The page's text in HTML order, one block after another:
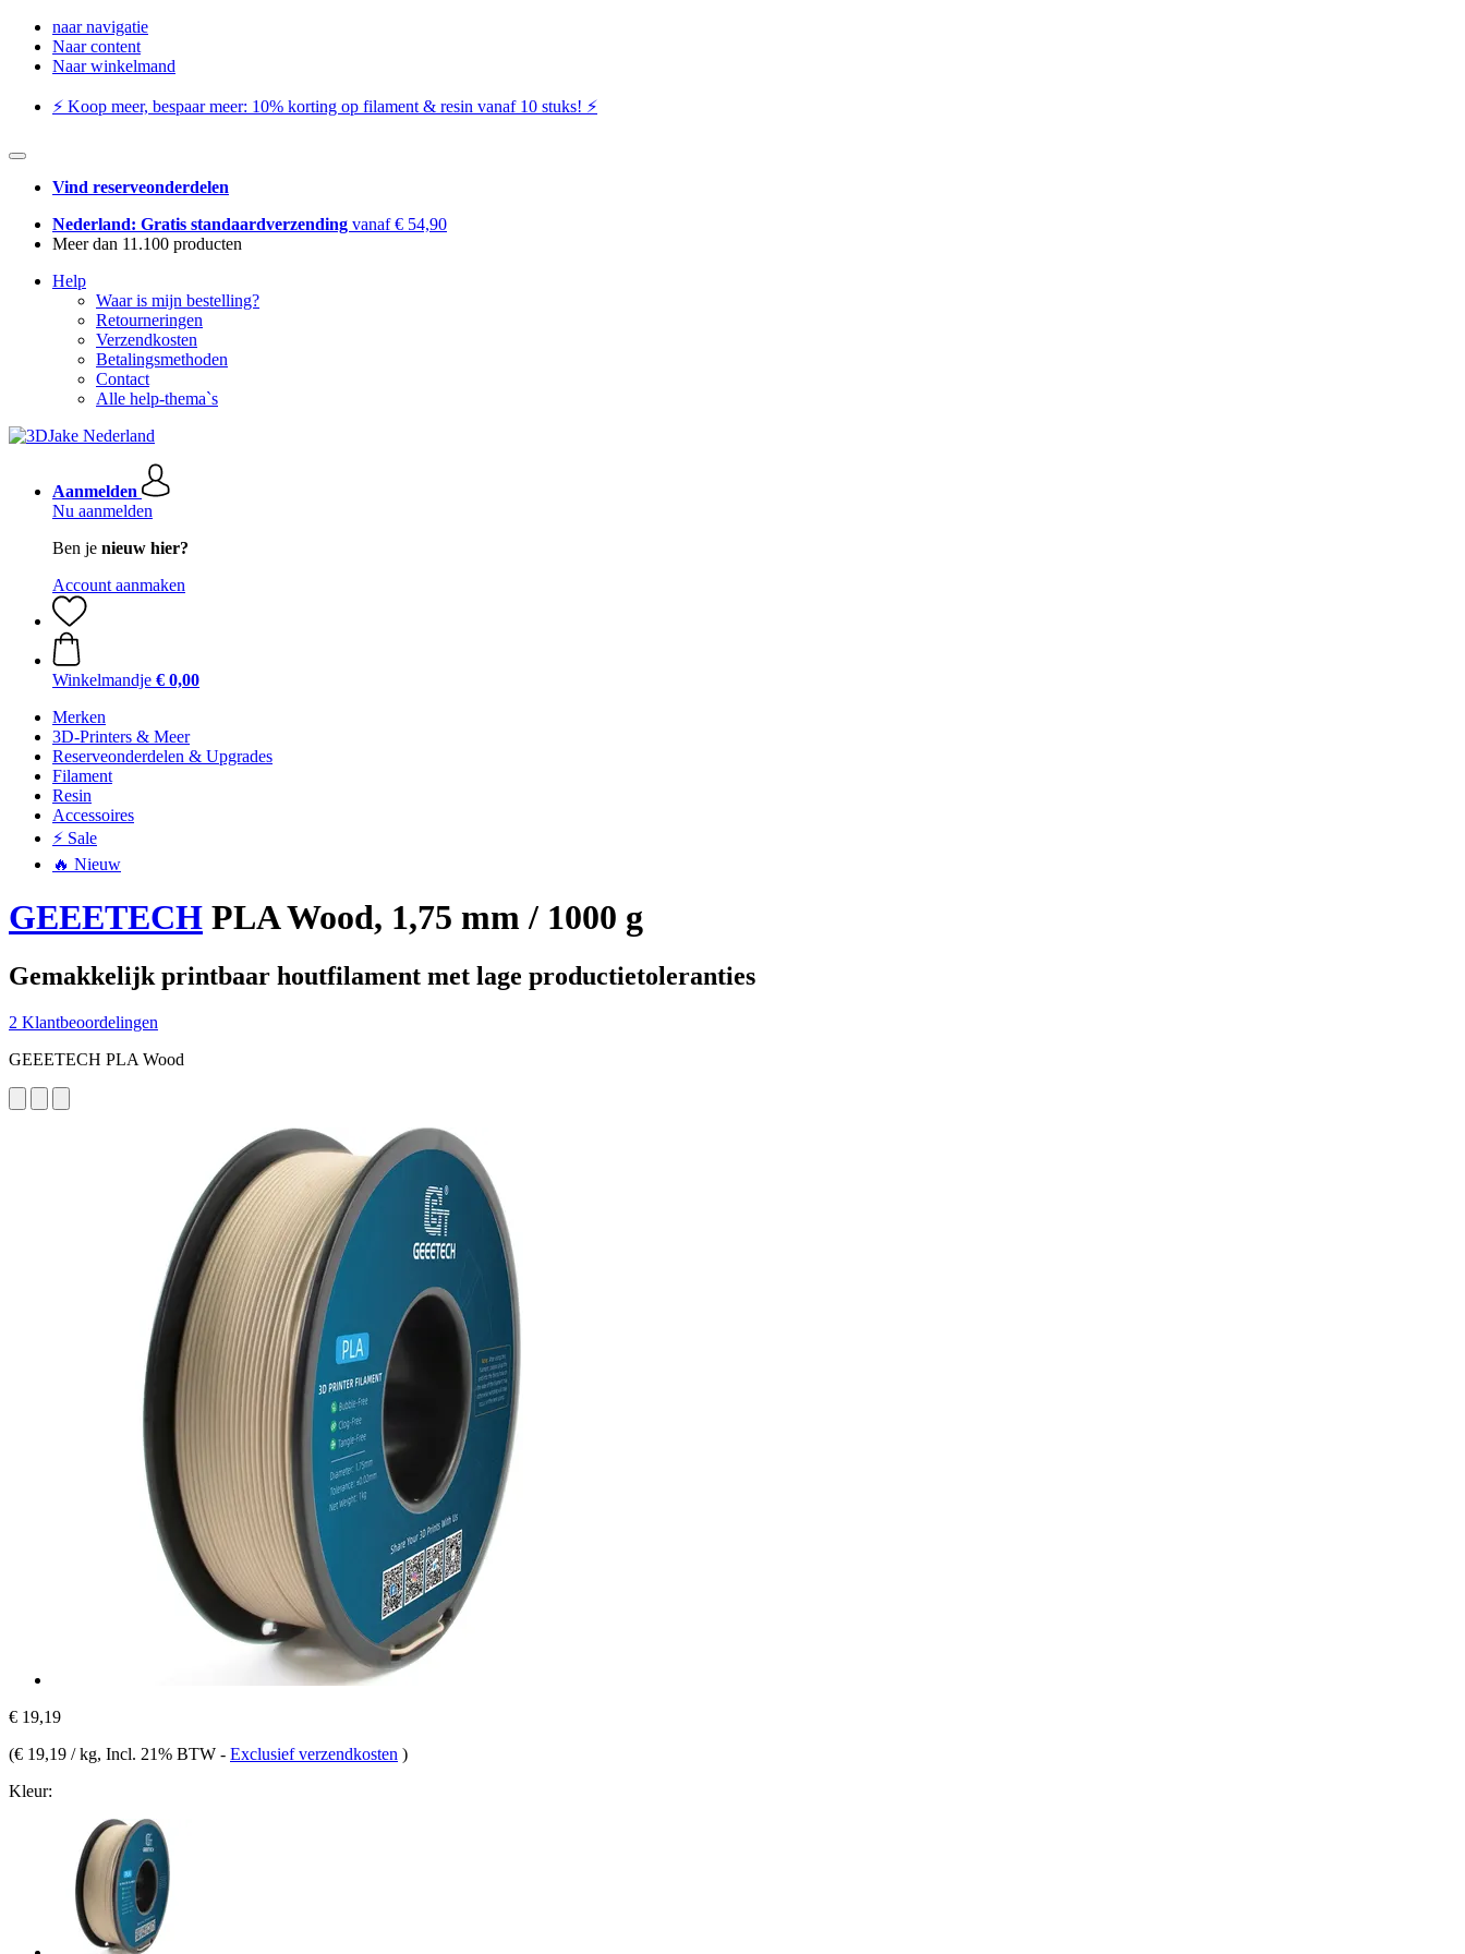
naar navigatie
Naar content
Naar winkelmand
⚡️ Koop meer, bespaar meer: ​​10% korting op filament & resin vanaf 10 stuks! ⚡️
Vind reserveonderdelen
Nederland: Gratis standaardverzending vanaf € 54,90
Meer dan 11.100 producten
Help
Waar is mijn bestelling?
Retourneringen
Verzendkosten
Betalingsmethoden
Contact
Alle help-thema`s
Aanmelden
Nu aanmelden
Ben je nieuw hier?
Account aanmaken
Winkelmandje € 0,00
Merken
3D-Printers & Meer
Reserveonderdelen & Upgrades
Filament
Resin
Accessoires
⚡ Sale
🔥 Nieuw
GEEETECH PLA Wood, 1,75 mm / 1000 g
Gemakkelijk printbaar houtfilament met lage productietoleranties
2 Klantbeoordelingen
GEEETECH PLA Wood
€ 19,19
(€ 19,19 / kg, Incl. 21% BTW - Exclusief verzendkosten )
Kleur: